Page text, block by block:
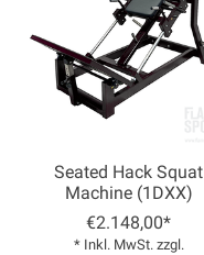
Seated Hack Squat
Machine (1DXX)
€2.148,00*
* Inkl. MwSt. zzgl.